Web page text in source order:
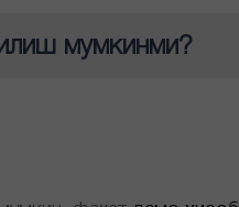
мумкинми?